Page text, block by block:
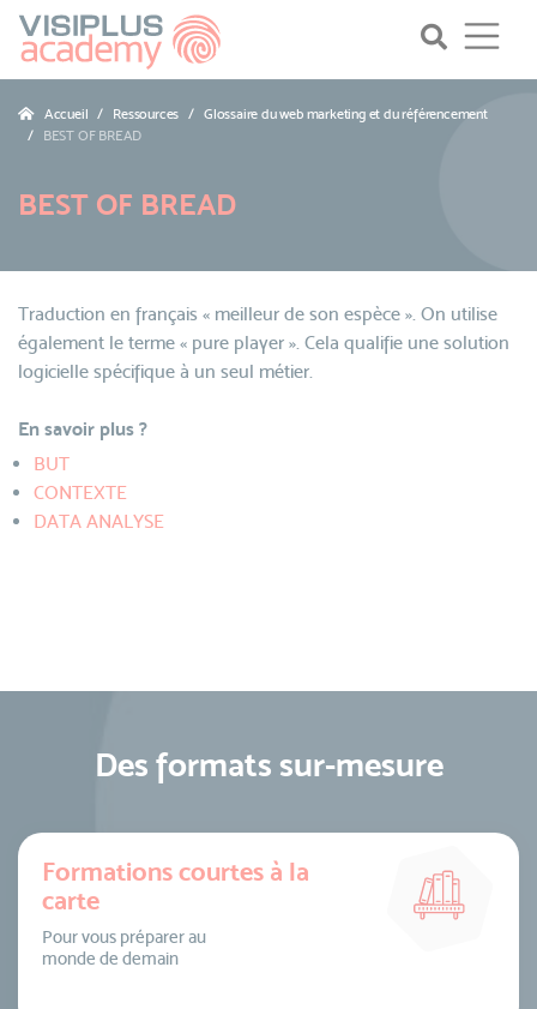
Accueil Ressources
Glossaire du web marketing et du référencement
BEST OF BREAD
BEST OF BREAD
Traduction en français « meilleur de son espèce ». On utilise
également le terme « pure player ». Cela qualifie une solution
logicielle spécifique à un seul métier.
En savoir plus ?
BUT
CONTEXTE
DATA ANALYSE
Des formats sur-mesure
Formations courtes à la
carte
Pour vous préparer au
monde de demain